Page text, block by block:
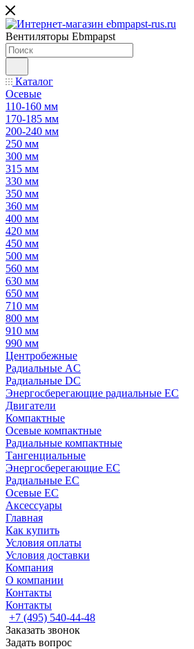
Вентиляторы Ebmpapst
Каталог
Осевые
110-160 мм
170-185 мм
200-240 мм
250 мм
300 мм
315 мм
330 мм
350 мм
360 мм
400 мм
420 мм
450 мм
500 мм
560 мм
630 мм
650 мм
710 мм
800 мм
910 мм
990 мм
Центробежные
Радиальные AC
Радиальные DC
Энергосберегающие радиальные EC
Двигатели
Компактные
Осевые компактные
Радиальные компактные
Тангенциальные
Энергосберегающие EC
Радиальные EC
Осевые EC
Аксессуары
Главная
Как купить
Условия оплаты
Условия доставки
Компания
О компании
Контакты
Контакты
+7 (495) 540-44-48
Заказать звонок
Задать вопрос